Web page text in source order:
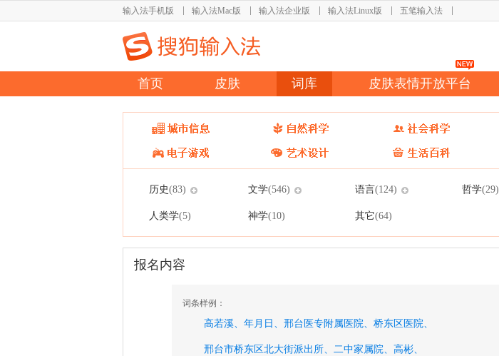
输入法手机版 输入法Mac版 输入法企业版 输入法Linux版 五笔输入法
首页 皮肤 词库 皮肤表情开放平台
历史(83) 文学(546) 语言(124) 哲学(29)
人类学(5) 神学(10) 其它(64)
报名内容
词条样例：
高若溪、 年月日、 邢台医专附属医院、 桥东区医院、
邢台市桥东区北大街派出所、 二中家属院、 高彬、